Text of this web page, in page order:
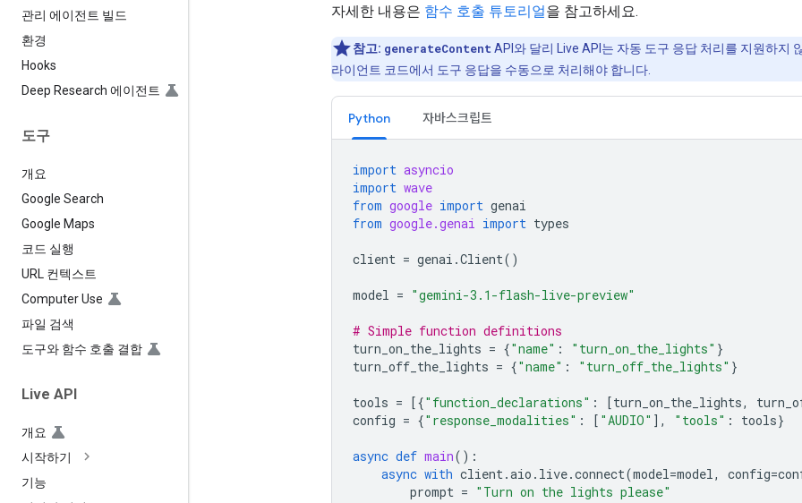
관리 에이전트 빌드
환경
Hooks
Deep Research 에이전트
도구
개요
Google Search
Google Maps
코드 실행
URL 컨텍스트
Computer Use
파일 검색
도구와 함수 호출 결합
Live API
개요
시작하기
기능
자세한 내용은 함수 호출 튜토리얼을 참고하세요.
참고: generateContent API와 달리 Live API는 자동 도구 응답 처리를 지원하지
라이언트 코드에서 도구 응답을 수동으로 처리해야 합니다.
Python 자바스크립트
import asyncio
import wave
from google import genai
from google.genai import types
client = genai .Client()
model = "gemini-3.1-flash-live-preview"
# Simple function definitions
turn_on_the_lights = {"name" : "turn_on_the_lights" }
turn_off_the_lights = {"name" : "turn_off_the_lights" }
tools = [{"function_declarations" : [turn_on_the_lights,
config = {"response_modalities" : [ "AUDIO" ], "tools" : tools}
async def main():
async with client.aio . live.connect(model=model, config=
prompt = "Turn on the lights please"